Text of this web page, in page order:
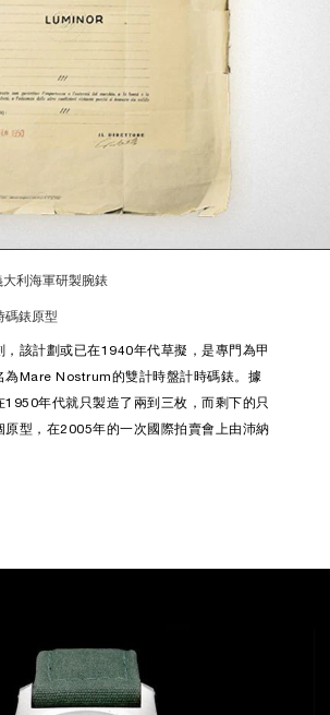
利海軍研製腕錶
碼錶原型
，該計劃或已在1940年代草擬，是專門為甲
為Mare Nostrum的雙計時盤計時碼錶。據
1950年代就只製造了兩到三枚，而剩下的只
原型，在2005年的一次國際拍賣會上由沛納